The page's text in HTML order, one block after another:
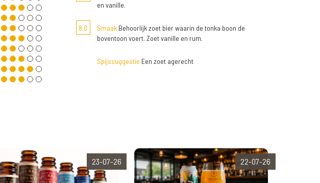
en vanille.
8,0 SmaakBehoorlijk zoet bier waarin de tonka boon de
boventoon voert. Zoet vanille en rum.
Spijssuggestie Een zoet agerecht
23-07-26 22-07-26